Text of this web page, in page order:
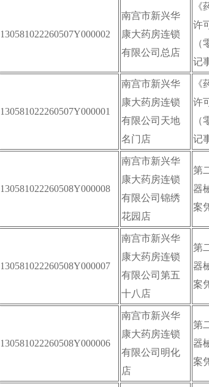
130581022260507Y000002
南宫市新兴华
康大药房连锁
有限公司总店
《
许
（
记
130581022260507Y000001
南宫市新兴华
康大药房连锁
有限公司天地
名门店
《
许
（
记
130581022260508Y000008
南宫市新兴华
康大药房连锁
有限公司锦绣
花园店
第
器
案
130581022260508Y000007
南宫市新兴华
康大药房连锁
有限公司第五
十八店
第
器
案
130581022260508Y000006
南宫市新兴华
康大药房连锁
有限公司明化
店
第
器
案